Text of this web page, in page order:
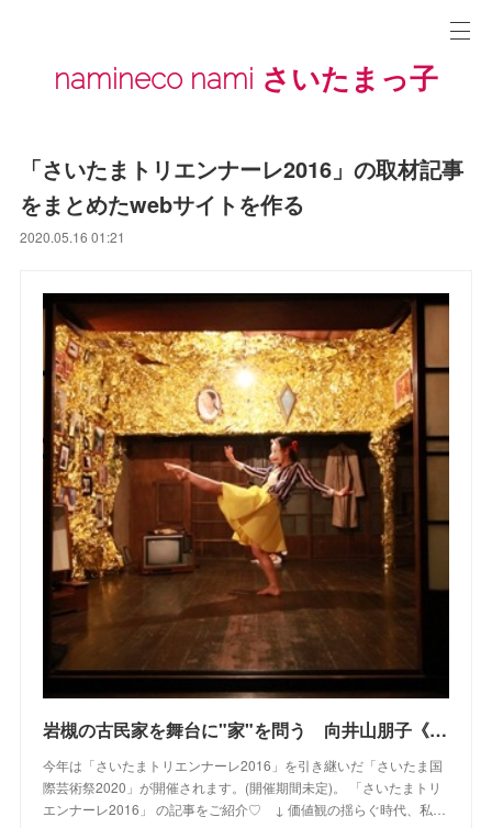
namineco nami さいたまっ子
「さいたまトリエンナーレ2016」の取材記事
をまとめたwebサイトを作る
2020.05.16 01:21
岩槻の古民家を舞台に"家"を問う 向井山朋子《HOME》さいたまトリエンナーレ2016
今年は「さいたまトリエンナーレ2016」を引き継いだ「さいたま国
際芸術祭2020」が開催されます。(開催期間未定)。 「さいたまトリ
エンナーレ2016」 の記事をご紹介♡ ↓ 価値観の揺らぐ時代、私…